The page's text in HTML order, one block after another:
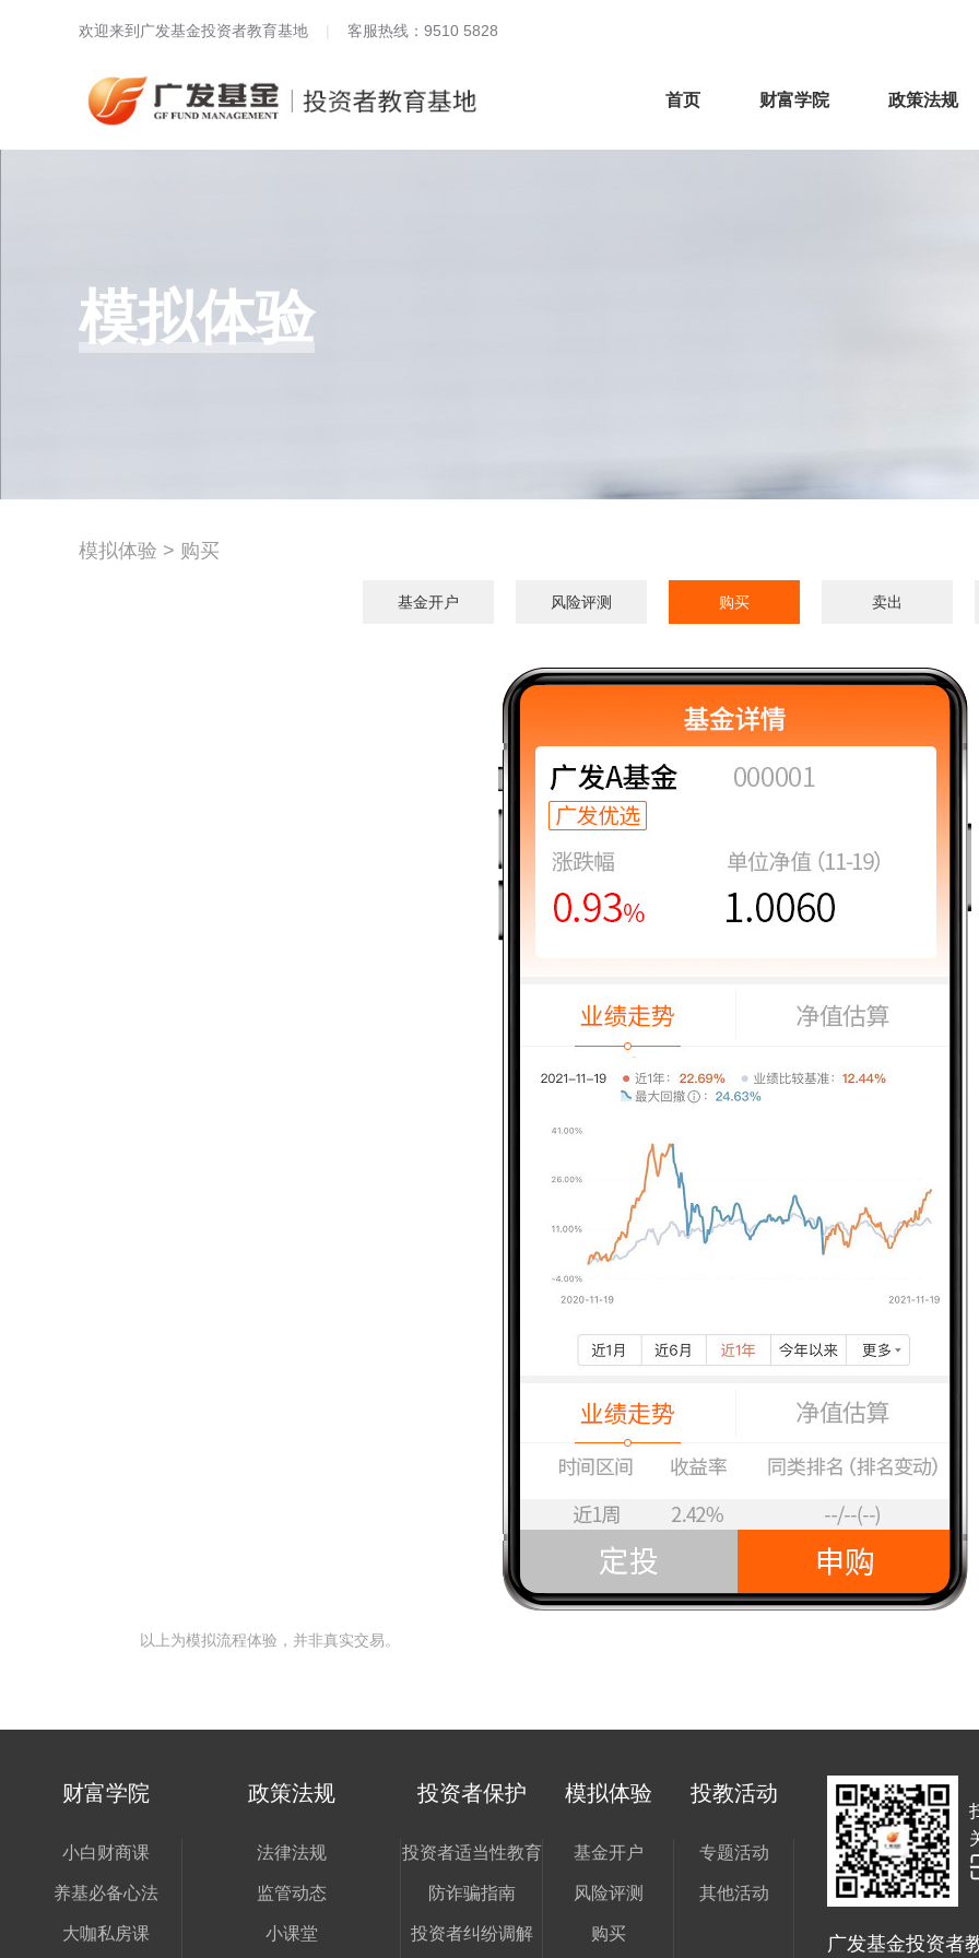
欢迎来到广发基金投资者教育基地 | 客服热线：9510 5828
首页 财富学院 政策法规
模拟体验
模拟体验 > 购买
基金开户 风险评测 购买 卖出
以上为模拟流程体验，并非真实交易。
财富学院
小白财商课
养基必备心法
大咖私房课
政策法规
法律法规
监管动态
小课堂
投资者保护
投资者适当性教育
防诈骗指南
投资者纠纷调解
模拟体验
基金开户
风险评测
购买
投教活动
专题活动
其他活动
广发基金投资者